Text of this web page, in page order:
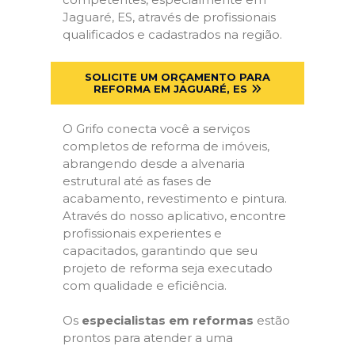
Jaguaré, ES, através de profissionais
qualificados e cadastrados na região.
SOLICITE UM ORÇAMENTO PARA
REFORMA EM JAGUARÉ, ES
O Grifo conecta você a serviços
completos de reforma de imóveis,
abrangendo desde a alvenaria
estrutural até as fases de
acabamento, revestimento e pintura.
Através do nosso aplicativo, encontre
profissionais experientes e
capacitados, garantindo que seu
projeto de reforma seja executado
com qualidade e eficiência.
Os especialistas em reformas estão
prontos para atender a uma